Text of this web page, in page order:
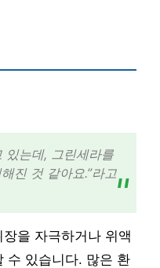
있는데, 그린세라를
진 것 같아요.”라고
을 자극하거나 위액
수 있습니다. 많은 환